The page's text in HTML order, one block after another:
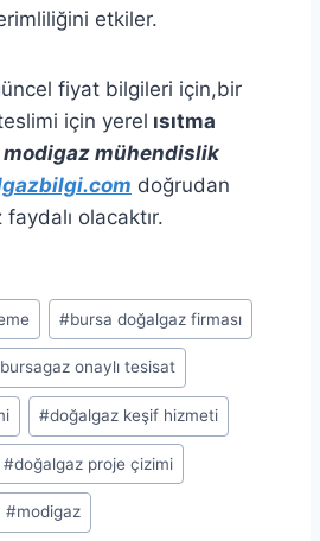
etkiler.​
fiyat bilgileri için,bir
için yerel ısıtma
modigaz mühendislik
doğrudan
olacaktır.
#bursa doğalgaz firması
bursagaz onaylı tesisat
#doğalgaz keşif hizmeti
#doğalgaz proje çizimi
#modigaz